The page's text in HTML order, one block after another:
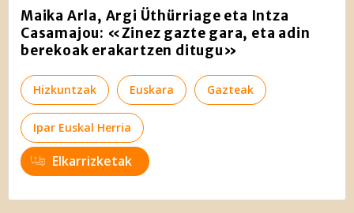
Maika Arla, Argi Üthürriage eta Intza
Casamajou: «Zinez gazte gara, eta adin
berekoak erakartzen ditugu»
Hizkuntzak Euskara Gazteak
Ipar Euskal Herria
Elkarrizketak